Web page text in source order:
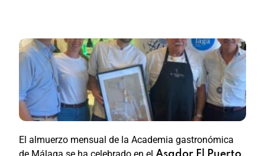
El almuerzo mensual de la Academia gastronómica